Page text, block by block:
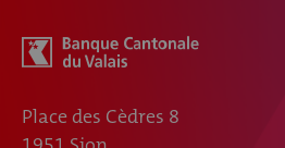
Place des Cèdres 8